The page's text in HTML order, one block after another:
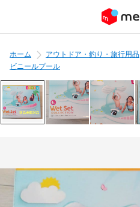
ホーム アウトドア・釣り・旅行用品
ビニールプール